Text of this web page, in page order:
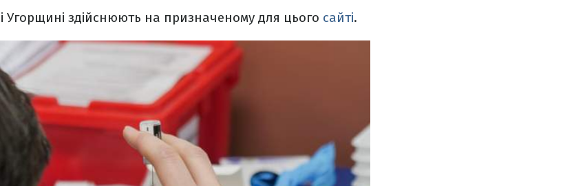
Угорщині здійснюють на призначеному для цього сайті.